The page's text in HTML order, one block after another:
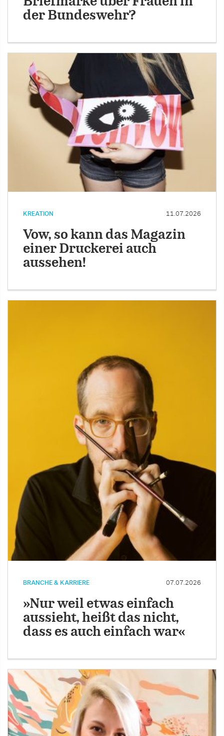
der Bundeswehr?
KREATION 11.07.2026
Vow, so kann das Magazin
einer Druckerei auch
aussehen!
BRANCHE & KARRIERE 07.07.2026
»Nur weil etwas einfach
aussieht, heißt das nicht,
dass es auch einfach war«